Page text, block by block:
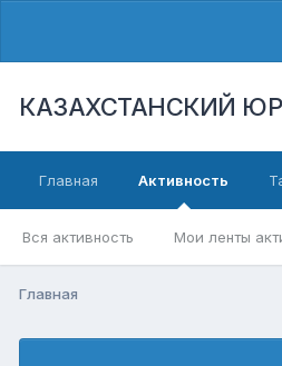
КАЗАХСТАНСКИЙ
Главная Активность
Вся активность Мои ленты
Главная